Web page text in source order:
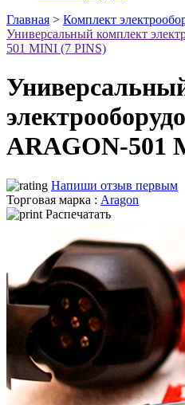
Главная > Комплект
Универсальный комплект
501 MINI (7 PINS)
ARAGON-501
Напиши отзыв первым
Торговая марка : Aragon
Распечатать